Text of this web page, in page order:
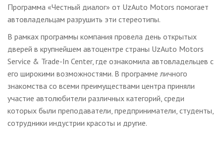
Программа «Честный диалог» от UzAuto Motors помогает
автовладельцам разрушить эти стереотипы.
В рамках программы компания провела день открытых
дверей в крупнейшем автоцентре страны UzAuto Motors
Service & Trade-In Center, где ознакомила автовладельцев с
его широкими возможностями. В программе личного
знакомства со всеми преимуществами центра приняли
участие автолюбители различных категорий, среди
которых были преподаватели, предприниматели, студенты,
сотрудники индустрии красоты и другие.